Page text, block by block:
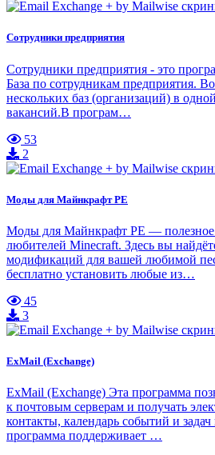
Сотрудники предприятия
Сотрудники предприятия - это
База по сотрудникам предприятия.
нескольких баз (организаций) в
вакансий.В програм…
53
2
Моды для Майнкрафт РЕ
Моды для Майнкрафт РЕ — полезное
любителей Minecraft. Здесь вы
модификаций для вашей любимой
бесплатно установить любые из…
45
3
ExMail (Exchange)
ExMail (Exchange) Эта программа
к почтовым серверам и получать
контакты, календарь событий и
программа поддерживает …